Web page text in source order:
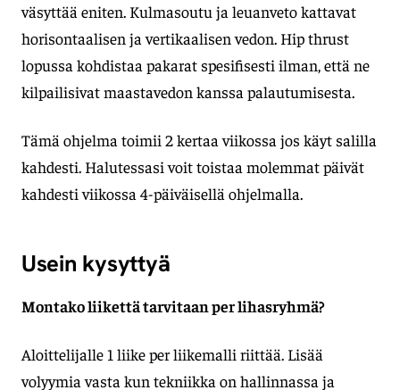
väsyttää eniten. Kulmasoutu ja leuanveto kattavat
horisontaalisen ja vertikaalisen vedon. Hip thrust
lopussa kohdistaa pakarat spesifisesti ilman, että ne
kilpailisivat maastavedon kanssa palautumisesta.
Tämä ohjelma toimii 2 kertaa viikossa jos käyt salilla
kahdesti. Halutessasi voit toistaa molemmat päivät
kahdesti viikossa 4-päiväisellä ohjelmalla.
Usein kysyttyä
Montako liikettä tarvitaan per lihasryhmä?
Aloittelijalle 1 liike per liikemalli riittää. Lisää
volyymia vasta kun tekniikka on hallinnassa ja